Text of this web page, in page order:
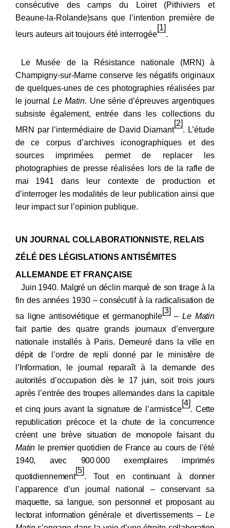
consécutive des camps du Loiret (Pithiviers et
Beaune-la-Rolande)sans que l’intention première de
leurs auteurs ait toujours été interrogée
[1]
.
Le Musée de la Résistance nationale (MRN) à
Champigny-sur-Marne conserve les négatifs originaux
de quelques-unes de ces photographies réalisées par
le journal Le Matin. Une série d’épreuves argentiques
subsiste également, entrée dans les collections du
MRN par l’intermédiaire de David Diamant
[2]
. L’étude
de ce corpus d’archives iconographiques et des
sources imprimées permet de replacer les
photographies de presse réalisées lors de la rafle de
mai
1941 dans leur contexte de production et
d’interroger les modalités de leur publication ainsi que
leur impact sur l’opinion publique.
UN JOURNAL COLLABORATIONNISTE, RELAIS
ZÉLÉ DES LÉGISLATIONS ANTISÉMITES
ALLEMANDE ET FRANÇAISE
Juin 1940. Malgré un déclin marqué de son tirage à la
fin des années 1930 – consécutif à la radicalisation de
sa ligne antisoviétique et germanophile
[3]
–Le Matin
fait partie des quatre grands journaux d’envergure
nationale installés à Paris. Demeuré dans la ville en
dépit de l’ordre de repli donné par le ministère de
l’Information, le journal reparaît à la demande des
autorités d’occupation dès le 17 juin, soit trois jours
après l’entrée des troupes allemandes dans la capitale
et cinq jours avant la signature de l’armistice
[4]
. Cette
republication précoce et la chute de la concurrence
créent une brève situation de monopole faisant du
Matin le premier quotidien de France au cours de l’été
1940, avec 900000 exemplaires imprimés
quotidiennement
[5]
. Tout en continuant à donner
l’apparence d’un journal national – conservant sa
maquette, sa langue, son personnel et proposant au
lectorat informationgénérale et divertissements – Le